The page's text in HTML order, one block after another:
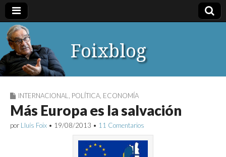
Foixblog
INTERNACIONAL POLÍTICA ECONOMÍA
Más Europa es la salvación
por Lluís Foix • 19/08/2013 • 11 Comentarios